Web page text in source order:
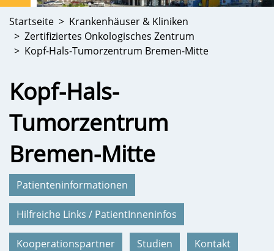
Startseite
Krankenhäuser & Kliniken
Zertifiziertes Onkologisches Zentrum
Kopf-Hals-Tumorzentrum Bremen-Mitte
Kopf-Hals-
Tumorzentrum
Bremen-Mitte
Patienteninformationen
Hilfreiche Links / PatientInneninfos
Kooperationspartner Studien Kontakt